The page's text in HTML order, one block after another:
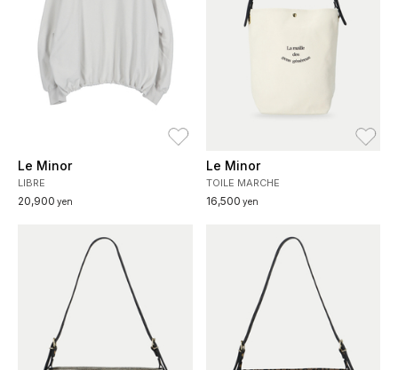
Le Minor
LIBRE
20,900 yen
Le Minor
TOILE MARCHE
16,500 yen